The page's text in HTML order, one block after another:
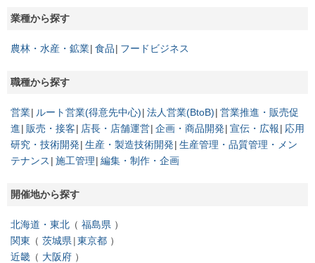
業種から探す
農林・水産・鉱業 食品 フードビジネス
職種から探す
営業 ルート営業(得意先中心) 法人営業(BtoB) 営業推進・販売促
進
販売・接客 店長・店舗運営 企画・商品開発 宣伝・広報
応用
研究・技術開発 生産・製造技術開発 生産管理・品質管理・メン
テナンス
施工管理 編集・制作・企画
開催地から探す
北海道・東北
福島県
関東
茨城県 東京都
近畿
大阪府